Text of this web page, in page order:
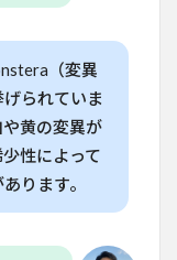
（変異
られていま
黄の変異が
性によって
ります。